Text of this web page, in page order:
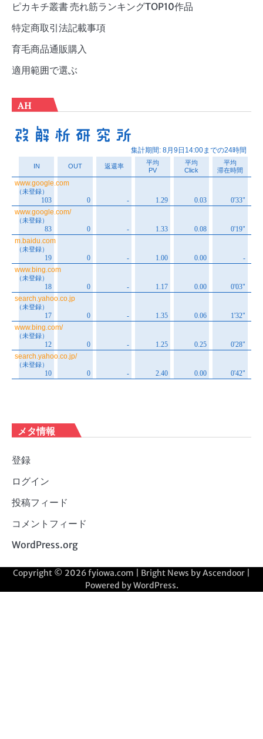
ピカキチ叢書 売れ筋ランキングTOP10作品
特定商取引法記載事項
育毛商品通販購入
適用範囲で選ぶ
AH
メタ情報
登録
ログイン
投稿フィード
コメントフィード
WordPress.org
Copyright © 2026fyiowa.com | Bright News byAscendoor
Powered byWordPress.